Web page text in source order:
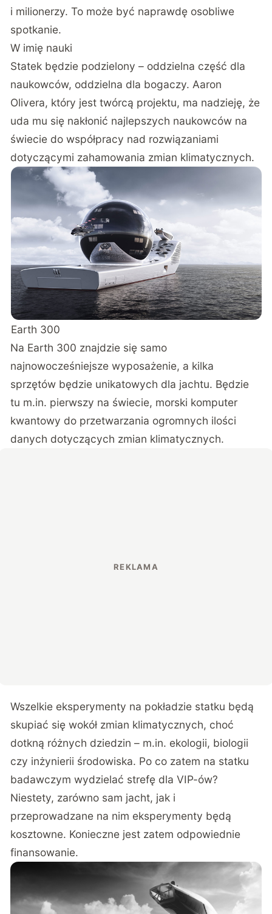
i milionerzy. To może być naprawdę osobliwe
spotkanie.
W imię nauki
Statek będzie podzielony – oddzielna część dla
naukowców, oddzielna dla bogaczy. Aaron
Olivera, który jest twórcą projektu, ma nadzieję, że
uda mu się nakłonić najlepszych naukowców na
świecie do współpracy nad rozwiązaniami
dotyczącymi zahamowania zmian klimatycznych.
Earth 300
Na Earth 300 znajdzie się samo
najnowocześniejsze wyposażenie, a kilka
sprzętów będzie unikatowych dla jachtu. Będzie
tu m.in. pierwszy na świecie, morski komputer
kwantowy do przetwarzania ogromnych ilości
danych dotyczących zmian klimatycznych.
Wszelkie eksperymenty na pokładzie statku będą
skupiać się wokół zmian klimatycznych, choć
dotkną różnych dziedzin – m.in. ekologii, biologii
czy inżynierii środowiska. Po co zatem na statku
badawczym wydzielać strefę dla VIP-ów?
Niestety, zarówno sam jacht, jak i
przeprowadzane na nim eksperymenty będą
kosztowne. Konieczne jest zatem odpowiednie
finansowanie.